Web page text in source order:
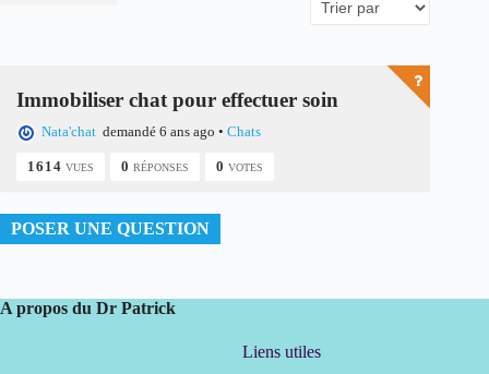
Immobiliser chat pour effectuer soin
Nata'chat demandé 6 ans ago • Chats
1614 VUES 0 RÉPONSES 0 VOTES
POSER UNE QUESTION
A propos du Dr Patrick
Liens utiles